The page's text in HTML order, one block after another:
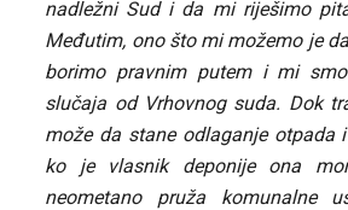
nadležni Sud i da mi riješimo
Međutim, ono što mi možemo je
borimo pravnim putem i mi
slučaja od Vrhovnog suda. Dok
može da stane odlaganje otpada
ko je vlasnik deponije ona
neometano pruža komunalne